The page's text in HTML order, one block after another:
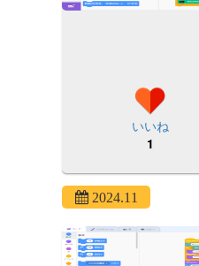
いいね
1
2024.11